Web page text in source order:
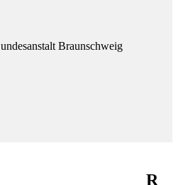
Braunschweig
R